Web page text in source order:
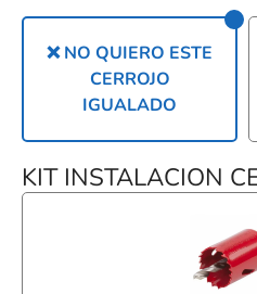
❌ NO QUIERO ESTE
CERROJO
IGUALADO
KIT INSTALACION